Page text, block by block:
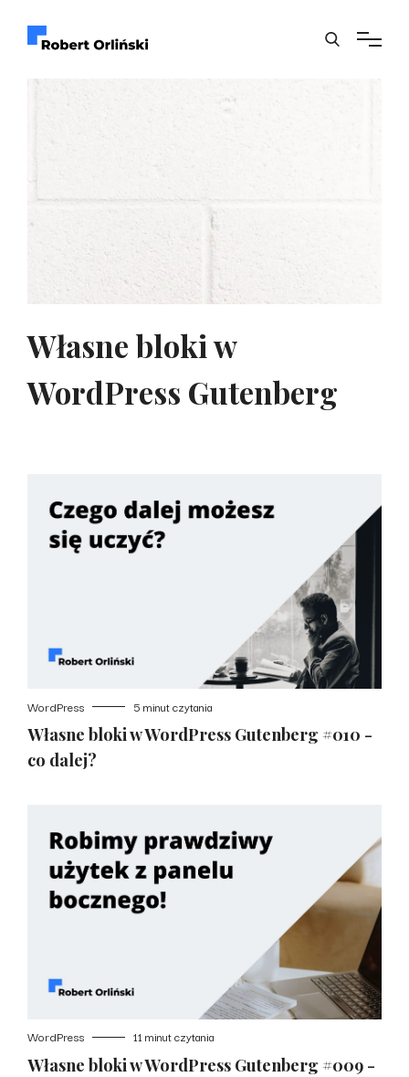
Własne bloki w
WordPress Gutenberg
WordPress 5 minut czytania
Własne bloki w WordPress Gutenberg #010 -
co dalej?
WordPress 11 minut czytania
Własne bloki w WordPress Gutenberg #009 -